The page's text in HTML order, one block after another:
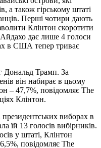
а також гірському штаті
Перші чотири дають
Клінтон скоротити
дає лише 4 голоси
в США тепер триває
Дональд Трамп. За
він набирає в цьому
– 47,7%, повідомляє The
Клінтон.
виборах в
їй 13 голосів вибірників.
у штаті, Клінтон
повідомляє The